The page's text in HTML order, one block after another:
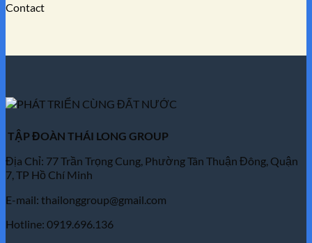
Contact
TẬP ĐOÀN THÁI LONG GROUP
Địa Chỉ: 77 Trần Trọng Cung, Phường Tân Thuận Đông, Quận
7, TP Hồ Chí Minh
E-mail: thailonggroup@gmail.com
Hotline: 0919.696.136